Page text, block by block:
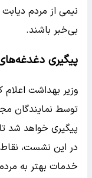
نیمی از مردم
بی‌خبر باشند.
پیگیری
وزیر بهداشت
توسط نمایندگان
پیگیری خواهد شد
در این نشست،
خدمات بهتر به